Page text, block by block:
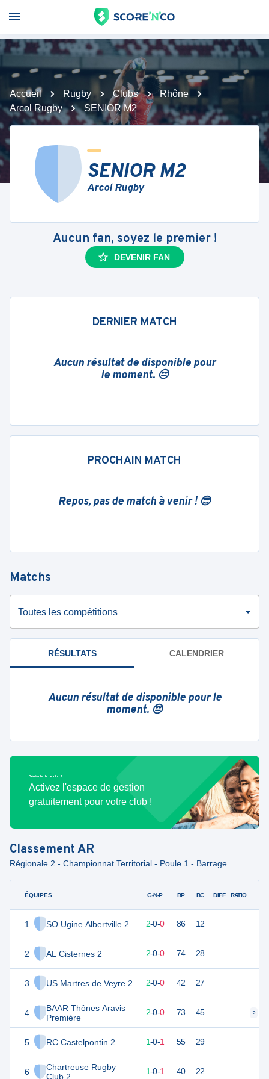
Accueil Rugby Clubs
Rhône
Arcol Rugby
SENIOR M2
SENIOR M2
Arcol Rugby
Aucun fan, soyez le premier !
DEVENIR FAN
DERNIER MATCH
Aucun résultat de disponible pour
le moment. 😔
PROCHAIN MATCH
Repos, pas de match à venir ! 😎
Matchs
Toutes les compétitions
RÉSULTATS CALENDRIER
Aucun résultat de disponible pour le
moment. 😔
Bénévole de ce club ?
Activez l'espace de gestion
gratuitement pour votre club !
ClassementAR
Régionale 2 - Championnat Territorial - Poule 1 - Barrage
ÉQUIPES
1 SO Ugine Albertville 2
2 AL Cisternes 2
3 US Martres de Veyre 2
4
BAAR Thônes Aravis
Première
5 RC Castelpontin 2
6
Chartreuse Rugby
Club 2
G-N-P BP BC DIFF RATIO
10 2 2-0-0 86 12
2-0-0 74 28
8 2 2-0-0 42 27
8 2-0-0 73 45 ?
6 1-0-1 55 29
6 1-0-1 40 22